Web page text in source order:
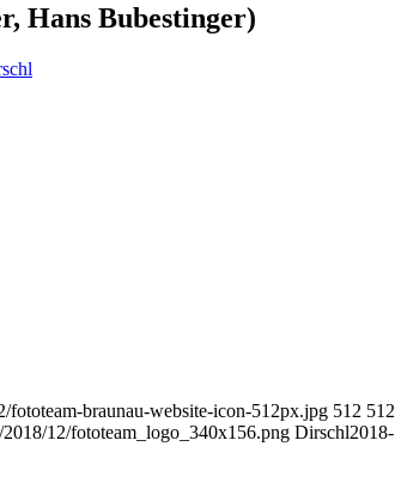
Hans Bubestinger)
fototeam-braunau-website-icon-512px.jpg 512 512
12/fototeam_logo_340x156.png Dirschl2018-